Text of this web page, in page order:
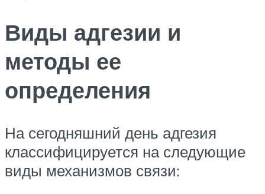
Виды адгезии и
методы ее
определения
На сегодняшний день адгезия
классифицируется на следующие
виды механизмов связи: